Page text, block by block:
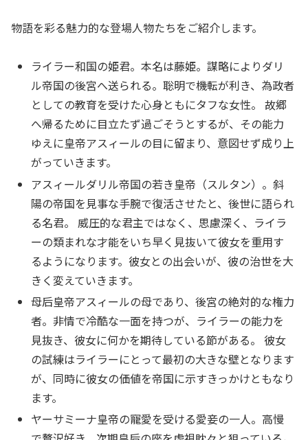
物語を彩る魅力的な登場人物たちをご紹介します。
ライラー和国の姫君。本名は藤姫。謀略によりダリ
ル帝国の後宮へ送られる。聡明で機転が利き、為政者
としての教育を受けた心身ともにタフな女性。 故郷
へ帰るために目立たず過ごそうとするが、その能力
ゆえに皇帝アスィールの目に留まり、意図せず成り上
がっていきます。
アスィールダリル帝国の若き皇帝（スルタン）。斜
陽の帝国を見事な手腕で復活させたと、後世に語られ
る名君。 威圧的な君主ではなく、思慮深く、ライラ
ーの類まれな才能をいち早く見抜いて彼女を重用す
るようになります。彼女との出会いが、彼の治世を大
きく変えていきます。
母后皇帝アスィールの母であり、後宮の絶対的な権力
者。非情で冷酷な一面を持つが、ライラーの能力を
見抜き、彼女に何かを期待している節がある。 彼女
の試練はライラーにとって最初の大きな壁となります
が、同時に彼女の価値を帝国に示すきっかけともなり
ます。
ヤーサミーナ皇帝の寵愛を受ける愛妾の一人。高慢